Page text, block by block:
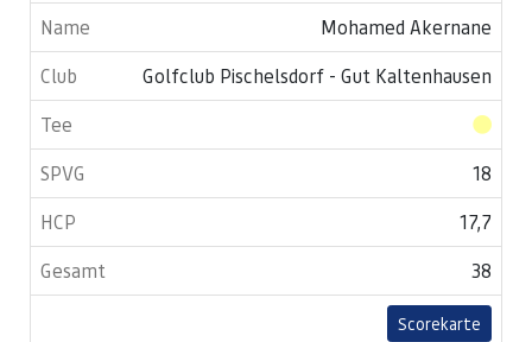
Mohamed Akernane
Golfclub Pischelsdorf - Gut Kaltenhausen
18
17,7
38
Scorekarte